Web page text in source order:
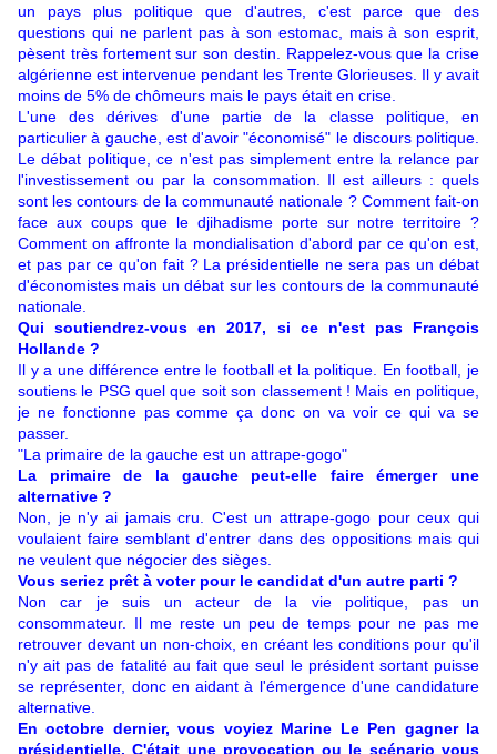
un pays plus politique que d'autres, c'est parce que des
questions qui ne parlent pas à son estomac, mais à son esprit,
pèsent très fortement sur son destin. Rappelez-vous que la crise
algérienne est intervenue pendant les Trente Glorieuses. Il y avait
moins de 5% de chômeurs mais le pays était en crise.
L'une des dérives d'une partie de la classe politique, en
particulier à gauche, est d'avoir "économisé" le discours politique.
Le débat politique, ce n'est pas simplement entre la relance par
l'investissement ou par la consommation. Il est ailleurs : quels
sont les contours de la communauté nationale ? Comment fait-on
face aux coups que le djihadisme porte sur notre territoire ?
Comment on affronte la mondialisation d'abord par ce qu'on est,
et pas par ce qu'on fait ? La présidentielle ne sera pas un débat
d'économistes mais un débat sur les contours de la communauté
nationale.
Qui soutiendrez-vous en 2017, si ce n'est pas François
Hollande ?
Il y a une différence entre le football et la politique. En football, je
soutiens le PSG quel que soit son classement ! Mais en politique,
je ne fonctionne pas comme ça donc on va voir ce qui va se
passer.
"La primaire de la gauche est un attrape-gogo"
La primaire de la gauche peut-elle faire émerger une
alternative ?
Non, je n'y ai jamais cru. C'est un attrape-gogo pour ceux qui
voulaient faire semblant d'entrer dans des oppositions mais qui
ne veulent que négocier des sièges.
Vous seriez prêt à voter pour le candidat d'un autre parti ?
Non car je suis un acteur de la vie politique, pas un
consommateur. Il me reste un peu de temps pour ne pas me
retrouver devant un non-choix, en créant les conditions pour qu'il
n'y ait pas de fatalité au fait que seul le président sortant puisse
se représenter, donc en aidant à l'émergence d'une candidature
alternative.
En octobre dernier, vous voyiez Marine Le Pen gagner la
présidentielle. C'était une provocation ou le scénario vous